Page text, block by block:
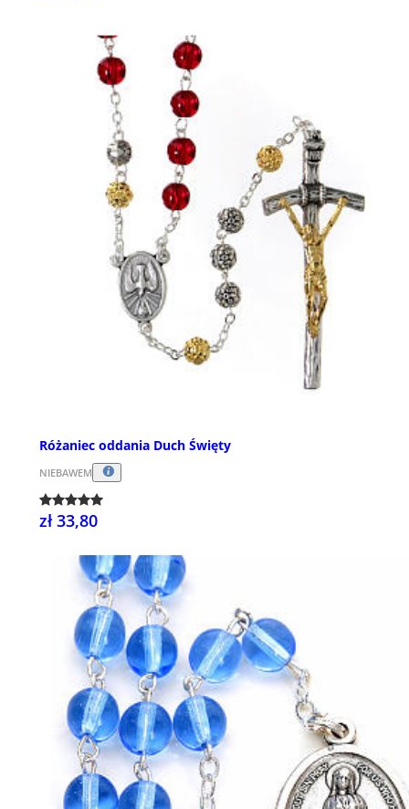
Różaniec oddania Duch Święty
NIEBAWEM
zł 33,80